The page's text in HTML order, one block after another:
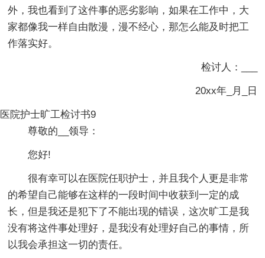
外，我也看到了这件事的恶劣影响，如果在工作中，大
家都像我一样自由散漫，漫不经心，那怎么能及时把工
作落实好。
检讨人：___
20xx年_月_日
医院护士旷工检讨书9
尊敬的__领导：
您好!
很有幸可以在医院任职护士，并且我个人更是非常
的希望自己能够在这样的一段时间中收获到一定的成
长，但是我还是犯下了不能出现的错误，这次旷工是我
没有将这件事处理好，是我没有处理好自己的事情，所
以我会承担这一切的责任。